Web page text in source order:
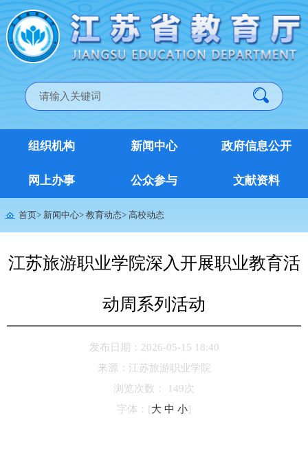
组织机构 新闻中心 政府信息公开
网上办事 公众参与 文献资料
首页> 新闻中心> 教育动态> 高校动态
江苏旅游职业学院深入开展职业教育活
动周系列活动
发布日期：2026-05-15 18:40
来源： 江苏旅游职业学院
浏览次数：
149次
字体： [大 中 小]